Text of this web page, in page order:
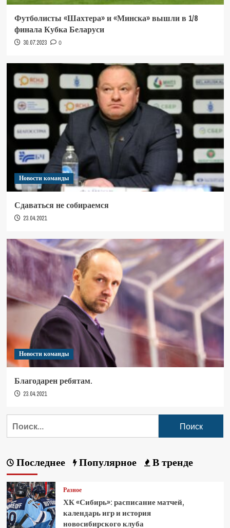
Футболисты «Шахтера» и «Минска» вышли в 1/8
финала Кубка Беларуси
30.07.2023 0
Новости команды
Сдаваться не собираемся
23.04.2021
Новости команды
Благодарен ребятам.
23.04.2021
Последнее Популярное В тренде
Разное
ХК «Сибирь»: расписание матчей,
календарь игр и история
новосибирского клуба